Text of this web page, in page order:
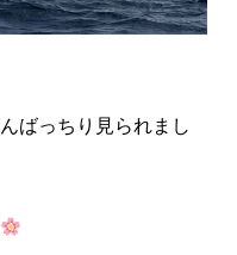
ばっちり見られまし